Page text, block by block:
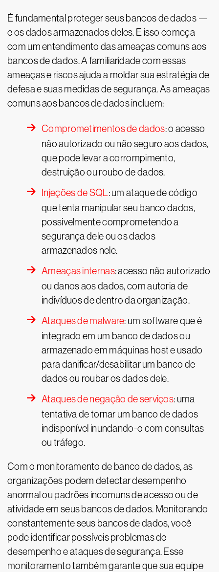
É fundamental proteger seus bancos de dados —
e os dados armazenados deles. E isso começa
com um entendimento das ameaças comuns aos
bancos de dados. A familiaridade com essas
ameaças e riscos ajuda a moldar sua estratégia de
defesa e suas medidas de segurança. As ameaças
comuns aos bancos de dados incluem:
Comprometimentos de dados: o acesso
não autorizado ou não seguro aos dados,
que pode levar a corrompimento,
destruição ou roubo de dados.
Injeções de SQL: um ataque de código
que tenta manipular seu banco dados,
possivelmente comprometendo a
segurança dele ou os dados
armazenados nele.
Ameaças internas: acesso não autorizado
ou danos aos dados, com autoria de
indivíduos de dentro da organização.
Ataques de malware: um software que é
integrado em um banco de dados ou
armazenado em máquinas host e usado
para danificar/desabilitar um banco de
dados ou roubar os dados dele.
Ataques de negação de serviços: uma
tentativa de tornar um banco de dados
indisponível inundando-o com consultas
ou tráfego.
Com o monitoramento de banco de dados, as
organizações podem detectar desempenho
anormal ou padrões incomuns de acesso ou de
atividade em seus bancos de dados. Monitorando
constantemente seus bancos de dados, você
pode identificar possíveis problemas de
desempenho e ataques de segurança. Esse
monitoramento também garante que sua equipe